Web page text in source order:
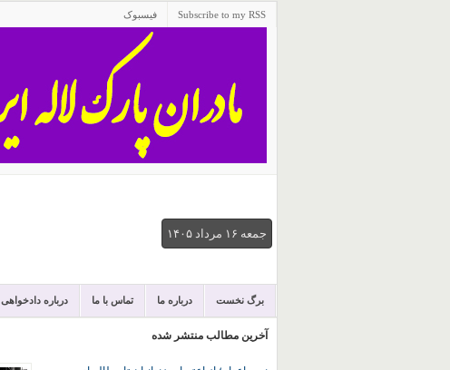
Subscribe to my RSS فیسبوک
جمعه ۱۶ مرداد ۱۴۰۵
برگ نخست درباره ما تماس با ما درباره دادخواهی
آخرین مطالب منتشر شده